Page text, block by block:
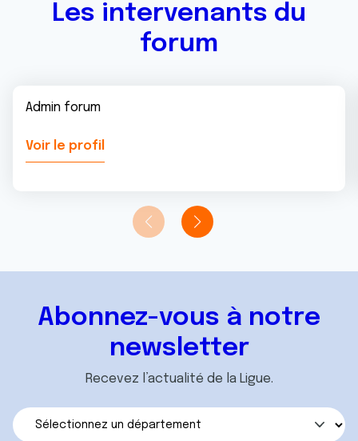
Les intervenants du
forum
Admin forum
Voir le profil
Abonnez-vous à notre
newsletter
Recevez l’actualité de la Ligue.